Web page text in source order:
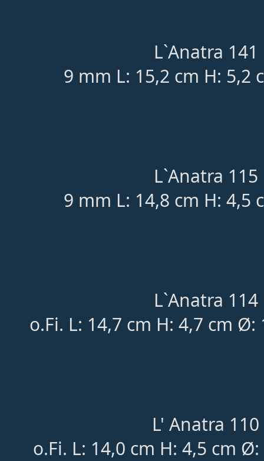
L`Anatra
9 mm L: 15,2 cm H: 5,2
L`Anatra
9 mm L: 14,8 cm H: 4,5
L`Anatra
o.Fi. L: 14,7 cm H: 4,7 cm
L' Anatra
o.Fi. L: 14,0 cm H: 4,5 cm